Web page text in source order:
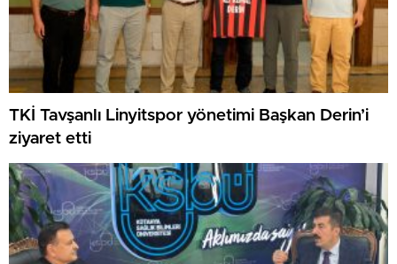
TKİ Tavşanlı Linyitspor yönetimi Başkan Derin’i
ziyaret etti